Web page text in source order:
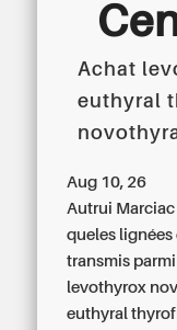
Centre régional
Achat
euthyral
Aug 10, 26
Autrui
queles
transmis
levothyrox
euthyral